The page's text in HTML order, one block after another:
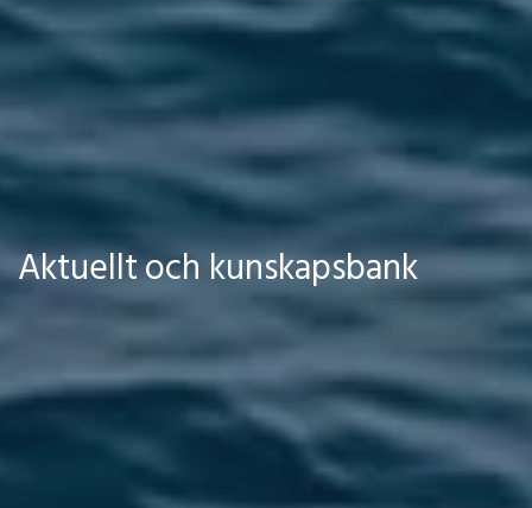
Aktuellt och kunskapsbank